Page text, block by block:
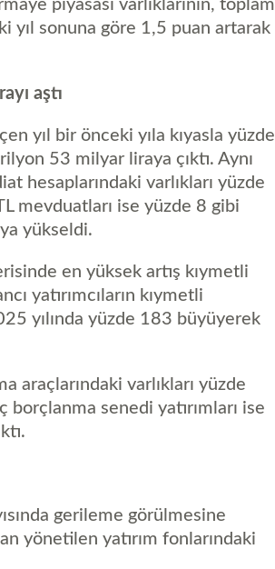
piyasası varlıklarının, toplam
yıl sonuna göre 1,5 puan artarak
aştı
yıl bir önceki yıla kıyasla yüzde
53 milyar liraya çıktı. Aynı
hesaplarındaki varlıkları yüzde
mevduatları ise yüzde 8 gibi
yükseldi.
en yüksek artış kıymetli
yatırımcıların kıymetli
yılında yüzde 183 büyüyerek
araçlarındaki varlıkları yüzde
senedi yatırımları ise
gerileme görülmesine
yönetilen yatırım fonlarındaki